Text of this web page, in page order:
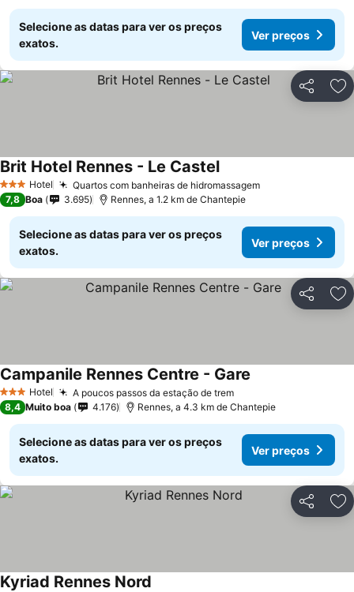
Selecione as datas para ver os preços
exatos.
Ver preços
Partilhar
3 EstrelasHotel Quartos com banheiras de hidromassagem
Brit Hotel Rennes - Le Castel
7,8 Boa 3.695 Rennes, a 1.2 km de Chantepie
Selecione as datas para ver os preços
exatos.
Ver preços
Partilhar
3 EstrelasHotel A poucos passos da estação de trem
Campanile Rennes Centre - Gare
8,4 Muito boa 4.176 Rennes, a 4.3 km de Chantepie
Selecione as datas para ver os preços
exatos.
Ver preços
Partilhar
Kyriad Rennes Nord